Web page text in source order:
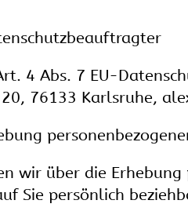
4 Abs. 7 EU-
76133 Karlsruhe,
wir über die
Sie persönlich